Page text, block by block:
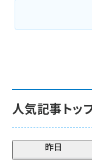
人気記事トッ
昨日